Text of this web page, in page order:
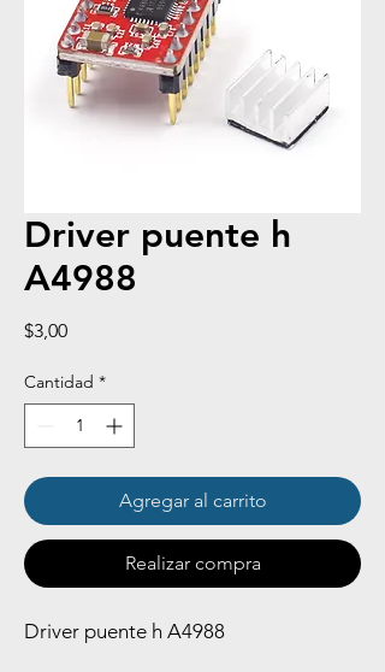
Driver puente h
A4988
$3,00Precio
Cantidad *
Agregar al carrito
Realizar compra
Driver puente h A4988